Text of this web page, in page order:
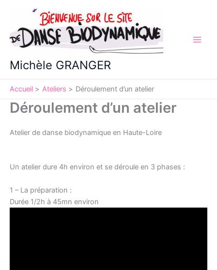
contenu
Michèle GRANGER
Accueil Ateliers Déroulement d’un atelier
Déroulement d’un atelier
Atelier de danse biodynamique en Haute-Loire
Un atelier dure 4h environ et se déroule en 3 phases :
1 – La préparation :
Durée 1/2h à 45mn environ